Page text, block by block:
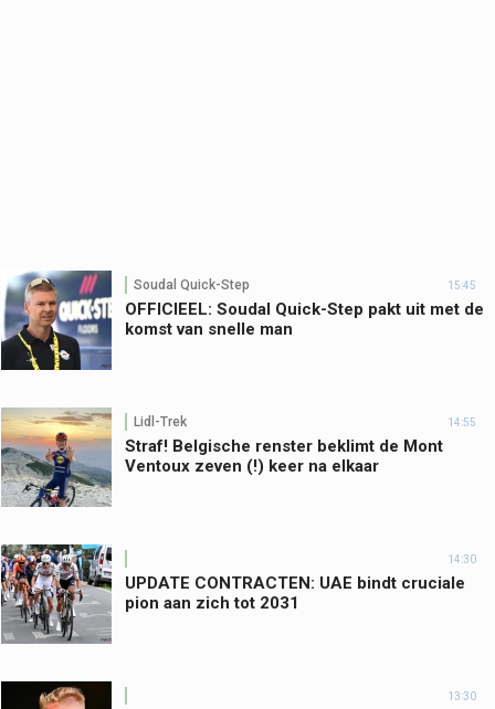
Soudal Quick-Step 15:45
OFFICIEEL: Soudal Quick-Step pakt uit met de
komst van snelle man
Lidl-Trek 14:55
Straf! Belgische renster beklimt de Mont
Ventoux zeven (!) keer na elkaar
14:30
UPDATE CONTRACTEN: UAE bindt cruciale
pion aan zich tot 2031
13:30